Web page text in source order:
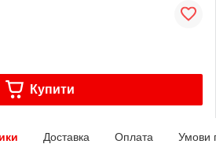
Купити
Доставка Оплата Умови